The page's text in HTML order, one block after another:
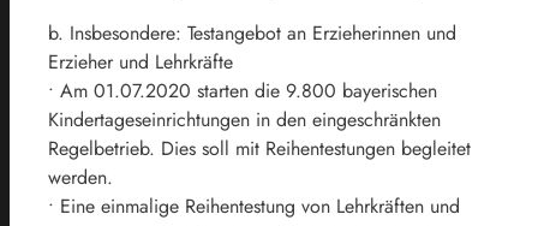
b. Insbesondere: Testangebot an Erzieherinnen und
Erzieher und Lehrkräfte
• Am 01.07.2020 starten die 9.800 bayerischen
Kindertageseinrichtungen in den eingeschränkten
Regelbetrieb. Dies soll mit Reihentestungen begleitet
werden.
• Eine einmalige Reihentestung von Lehrkräften und